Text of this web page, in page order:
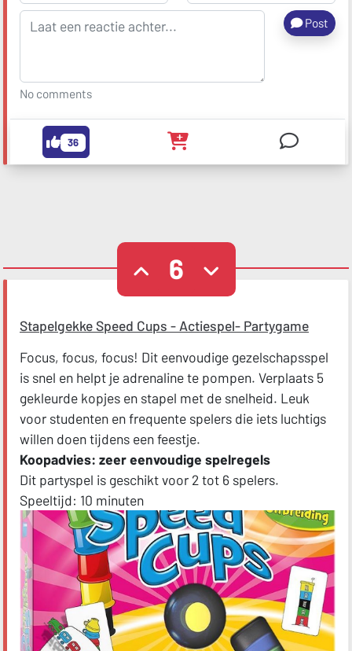
Post
No comments
36
6
Stapelgekke Speed Cups - Actiespel- Partygame
Focus, focus, focus! Dit eenvoudige gezelschapsspel
is snel en helpt je adrenaline te pompen. Verplaats 5
gekleurde kopjes en stapel met de snelheid. Leuk
voor studenten en frequente spelers die iets luchtigs
willen doen tijdens een feestje.
Koopadvies: zeer eenvoudige spelregels
Dit partyspel is geschikt voor 2 tot 6 spelers.
Speeltijd: 10 minuten